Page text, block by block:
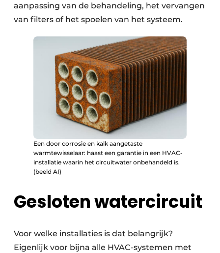
aanpassing van de behandeling, het vervangen
van filters of het spoelen van het systeem.
Een door corrosie en kalk aangetaste
warmtewisselaar: haast een garantie in een HVAC-
installatie waarin het circuitwater onbehandeld is.
(beeld AI)
Gesloten watercircuit
Voor welke installaties is dat belangrijk?
Eigenlijk voor bijna alle HVAC-systemen met